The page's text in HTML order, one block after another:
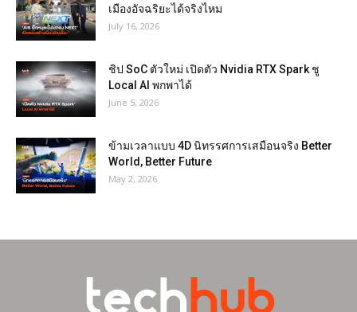
เมืองอัจฉริยะได้จริงไหม
July 16, 2026
ชิป SoC ตัวใหม่ เปิดตัว Nvidia RTX Spark ชู
Local AI พกพาได้
June 5, 2026
ข้ามเวลาแบบ 4D นิทรรศการเสมือนจริง Better
World, Better Future
May 2, 2026